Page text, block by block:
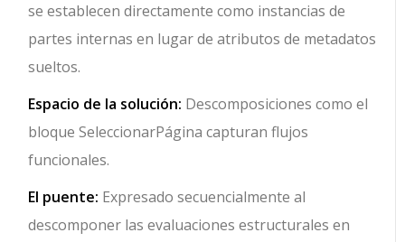
se establecen directamente como instancias de
partes internas en lugar de atributos de metadatos
sueltos.
Espacio de la solución: Descomposiciones como el
bloque SeleccionarPágina capturan flujos
funcionales.
El puente: Expresado secuencialmente al
descomponer las evaluaciones estructurales en